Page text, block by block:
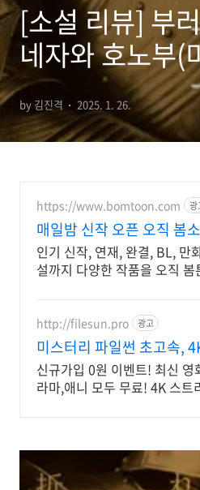
[소설 리뷰] 부
네자와 호노부(
리소설, 특수설
by 김진격 2025. 1. 26.
https://www.bomtoon.com 광
매일밤 신작 오픈 오직 봄소
인기 신작, 연재, 완결, BL, 만
설까지 다양한 작품을 오직 봄
http://filesun.pro 광고
미스터리 파일썬 초고속,
시간 보기!
신규가입 0원 이벤트! 최신 영
라마,애니 모두 무료! 4K 스트